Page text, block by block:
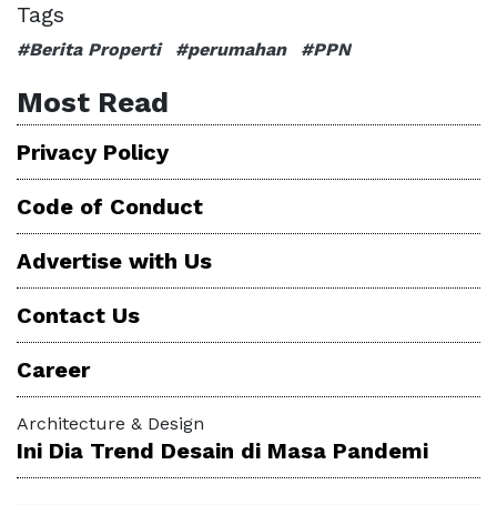
Tags
#Berita Properti #perumahan #PPN
Most Read
Privacy Policy
Code of Conduct
Advertise with Us
Contact Us
Career
Architecture & Design
Ini Dia Trend Desain di Masa Pandemi